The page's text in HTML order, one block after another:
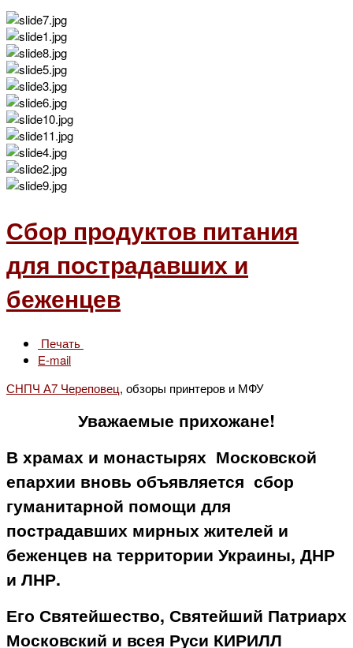
Сбор продуктов питания
для пострадавших и
беженцев
Печать
E-mail
СНПЧ А7 Череповец, обзоры принтеров и МФУ
Уважаемые прихожане!
В храмах и монастырях Московской
епархии вновь объявляется сбор
гуманитарной помощи для
пострадавших мирных жителей и
беженцев на территории Украины, ДНР
и ЛНР.
Его Святейшество, Святейший Патриарх
Московский и всея Руси КИРИЛЛ